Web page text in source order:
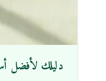
دليلك لأفضل